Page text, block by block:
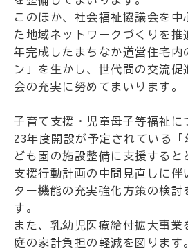
このほか、社会福祉協議会を中
た地域ネットワークづくりを推
年完成したまちなか道営住宅内
ン」を生かし、世代間の交流促
会の充実に努めてまいります。
子育て支援・児童母子等福祉に
23年度開設が予定されている「
ども園の施設整備に支援すると
支援行動計画の中間見直しに伴
ター機能の充実強化方策の検討
す。
また、乳幼児医療給付拡大事業
庭の家計負担の軽減を図ります